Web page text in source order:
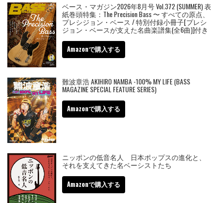
ベース・マガジン2026年8月号 Vol.372 (SUMMER) 表
紙巻頭特集：The Precision Bass 〜 すべての原点、
プレシジョン・ベース / 特別付録小冊子[プレシ
ジョン・ベースが支えた名曲楽譜集(全6曲)]付き
Amazonで購入する
難波章浩 AKIHIRO NAMBA -100% MY LIFE (BASS
MAGAZINE SPECIAL FEATURE SERIES)
Amazonで購入する
ニッポンの低音名人 日本ポップスの進化と、
それを支えてきた名ベーシストたち
Amazonで購入する